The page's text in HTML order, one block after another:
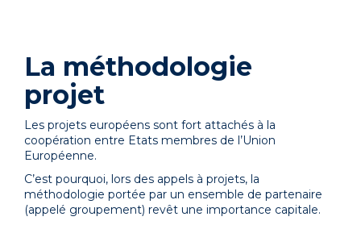
La méthodologie
projet
Les projets européens sont fort attachés à la
coopération entre Etats membres de l’Union
Européenne.
C’est pourquoi, lors des appels à projets, la
méthodologie portée par un ensemble de partenaire
(appelé groupement) revêt une importance capitale.